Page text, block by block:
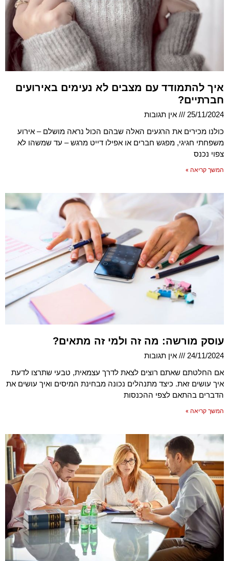
איך להתמודד עם מצבים לא נעימים באירועים
חברתיים?
25/11/2024
אין תגובות
כולנו מכירים את הרגעים האלה שבהם הכול נראה מושלם – אירוע
משפחתי חגיגי, מפגש חברים או אפילו דייט מרגש – עד שמשהו לא
צפוי נכנס
המשך קריאה »
עוסק מורשה: מה זה ולמי זה מתאים?
24/11/2024
אין תגובות
אם החלטתם שאתם רוצים לצאת לדרך עצמאית, טבעי שתרצו לדעת
איך עושים זאת. כיצד מתנהלים נכונה מבחינת המיסים ואיך עושים את
הדברים בהתאם לצפי ההכנסות
המשך קריאה »